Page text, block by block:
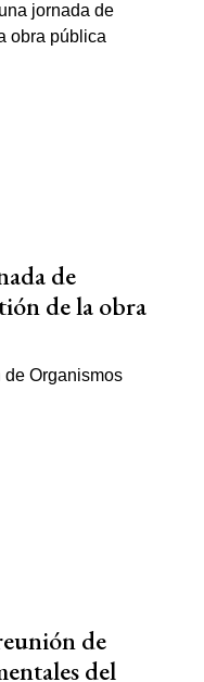
de
de la obra
de
del